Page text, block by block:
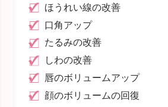
ほうれい線の改善
口角アップ
たるみの改善
しわの改善
唇のボリュームアップ
顔のボリュームの回復